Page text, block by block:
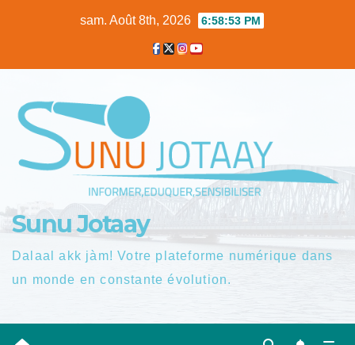
sam. Août 8th, 2026 6:58:54 PM
Sunu Jotaay
Dalaal akk jàm! Votre plateforme numérique dans
un monde en constante évolution.